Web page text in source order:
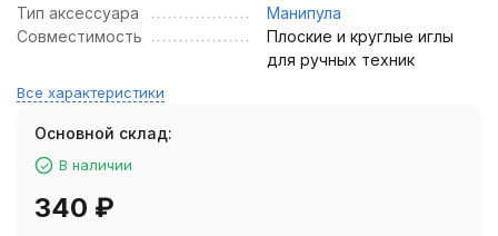
Тип аксессуара
Манипула
Совместимость
Плоские и круглые иглы
для ручных техник
Все характеристики
Основной склад:
В наличии
340 ₽